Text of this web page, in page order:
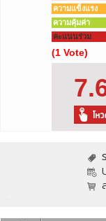
ความแข็งแรง
ความคุ้มค่า
คะแนนร่วม
(1 Vote)